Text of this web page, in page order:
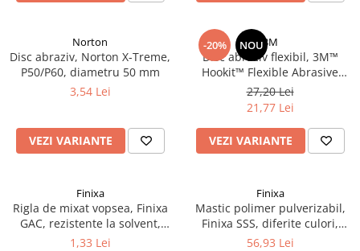
Intaritor vopsea 2K
Vopsea Spray
2.10 LAC AUTO
Lac auto HS
Lac auto UHS
Lac auto Mat
Lac auto Retus
Agent de matuire
Norton
Disc abraziv, Norton X-Treme,
P50/P60, diametru 50 mm
3,54 Lei
VEZI VARIANTE
-20% NOU3M
Disc abraziv flexibil, 3M™
Hookit™ Flexible Abrasive
Foam Disc, pentru matuit ori
polish, diferite duritati P400 -
P2000, Ø 150 mm, 1 bucata
27,20 Lei
21,77 Lei
VEZI VARIANTE
Finixa
Rigla de mixat vopsea, Finixa
GAC, rezistente la solvent,
lungime 23cm
1,33 Lei
Finixa
Mastic polimer pulverizabil,
Finixa SSS, diferite culori,
pentru pistol pneumatic,
56,93 Lei